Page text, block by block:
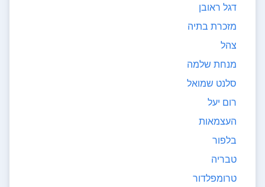
דגל ראובן
מזכרת בתיה
צהל
מנחת שלמה
סלנט שמואל
רום יעל
העצמאות
בלפור
טבריה
טרומפלדור